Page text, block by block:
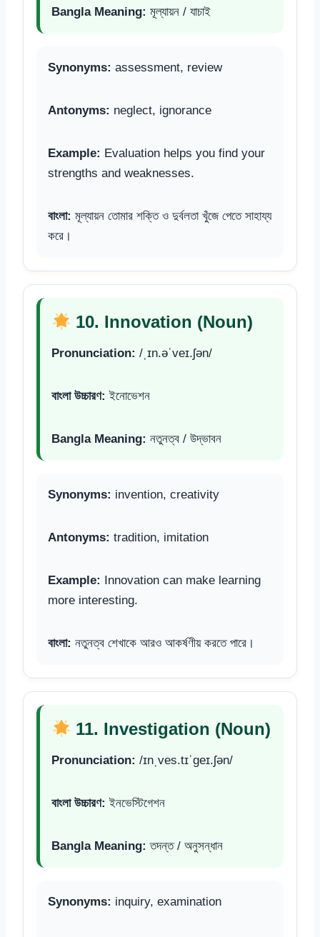
Bangla Meaning: মূল্যায়ন / যাচাই
Synonyms: assessment, review
Antonyms: neglect, ignorance
Example: Evaluation helps you find your
strengths and weaknesses.
বাংলা: মূল্যায়ন তোমার শক্তি ও দুর্বলতা খুঁজে পেতে সাহায্য
করে।
10. Innovation (Noun)
Pronunciation: /ˌɪn.əˈveɪ.ʃən/
বাংলা উচ্চারণ: ইনোভেশন
Bangla Meaning: নতুনত্ব / উদ্ভাবন
Synonyms: invention, creativity
Antonyms: tradition, imitation
Example:
Innovation can make learning
more interesting.
বাংলা: নতুনত্ব শেখাকে আরও আকর্ষণীয় করতে পারে।
11. Investigation (Noun)
Pronunciation: /ɪnˌves.tɪˈɡeɪ.ʃən/
বাংলা উচ্চারণ: ইনভেস্টিগেশন
Bangla Meaning: তদন্ত / অনুসন্ধান
Synonyms: inquiry, examination